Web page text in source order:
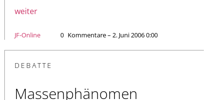
weiter
JF-Online 0 Kommentare – 2. Juni 2006 0:00
DEBATTE
Massenphänomen